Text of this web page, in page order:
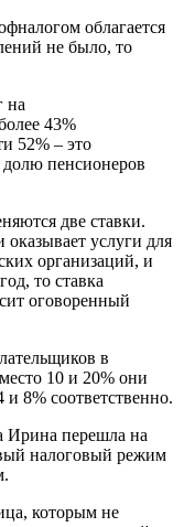
облагается
не было, то
на
43%
52% – это
долю пенсионеров
две ставки.
услуги для
организаций, и
то ставка
оговоренный
в
10 и 20% они
8% соответственно.
Ирина перешла на
налоговый режим
которым не